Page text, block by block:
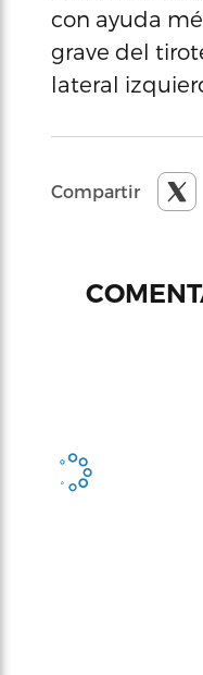
con ayuda
grave del
lateral
Compartir